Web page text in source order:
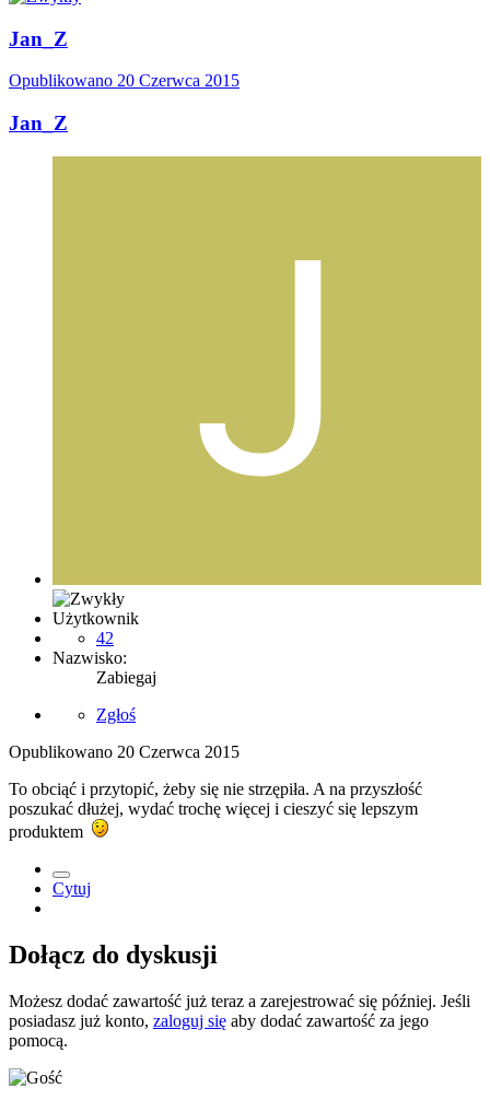
Jan_Z
Opublikowano 20 Czerwca 2015
Jan_Z
Użytkownik
42
Nazwisko:
Zabiegaj
Zgłoś
Opublikowano 20 Czerwca 2015
To obciąć i przytopić, żeby się nie strzępiła. A na przyszłość
poszukać dłużej, wydać trochę więcej i cieszyć się lepszym
produktem
Cytuj
Dołącz do dyskusji
Możesz dodać zawartość już teraz a zarejestrować się później. Jeśli
posiadasz już konto, zaloguj się aby dodać zawartość za jego
pomocą.